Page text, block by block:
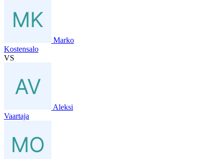
Marko
Kostensalo
VS
Aleksi
Vaartaja